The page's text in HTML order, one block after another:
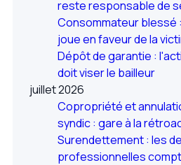
reste responsable de
Consommateur blessé
joue en faveur de la
Dépôt de garantie :
doit viser le bailleur
juillet 2026
Copropriété et
syndic : gare à la
Surendettement : les
professionnelles